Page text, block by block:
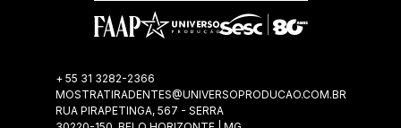
+ 55 31 3282-2366
MOSTRATIRADENTES@UNIVERSOPRODUCAO.COM.BR
RUA PIRAPETINGA, 567 - SERRA